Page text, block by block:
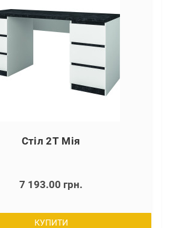
Стіл 2Т Мія
7 193.00 грн.
КУПИТИ